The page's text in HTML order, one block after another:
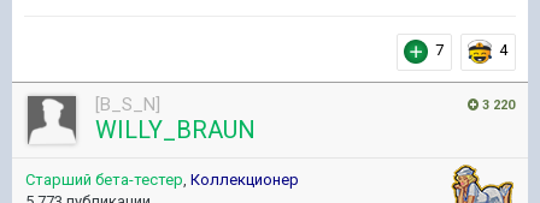
7 4
3 220
[B_S_N]
WILLY_BRAUN
Старший бета-тестер, Коллекционер